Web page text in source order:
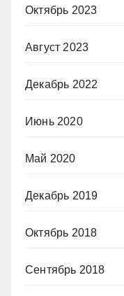
Октябрь 2023
Август 2023
Декабрь 2022
Июнь 2020
Май 2020
Декабрь 2019
Октябрь 2018
Сентябрь 2018